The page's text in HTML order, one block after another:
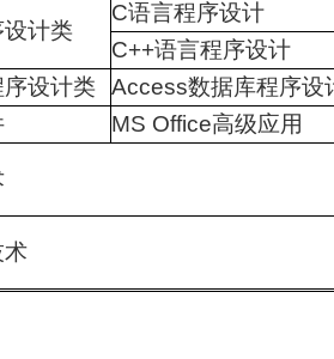
计类
C语言程序设计
C++语言程序设计
设计类
Access数据库程序设
MS Office高级应用